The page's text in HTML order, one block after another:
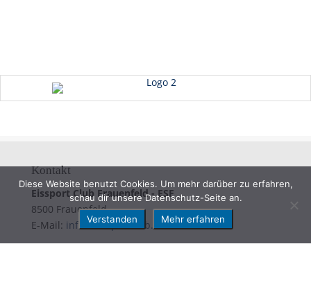
Kontakt
Eissport Club Frauenfeld - ESF
8500 Frauenfeld
E-Mail: info@eissportclub.ch
Diese Website benutzt Cookies. Um mehr darüber zu erfahren,
schau dir unsere Datenschutz-Seite an.
Verstanden
Mehr erfahren